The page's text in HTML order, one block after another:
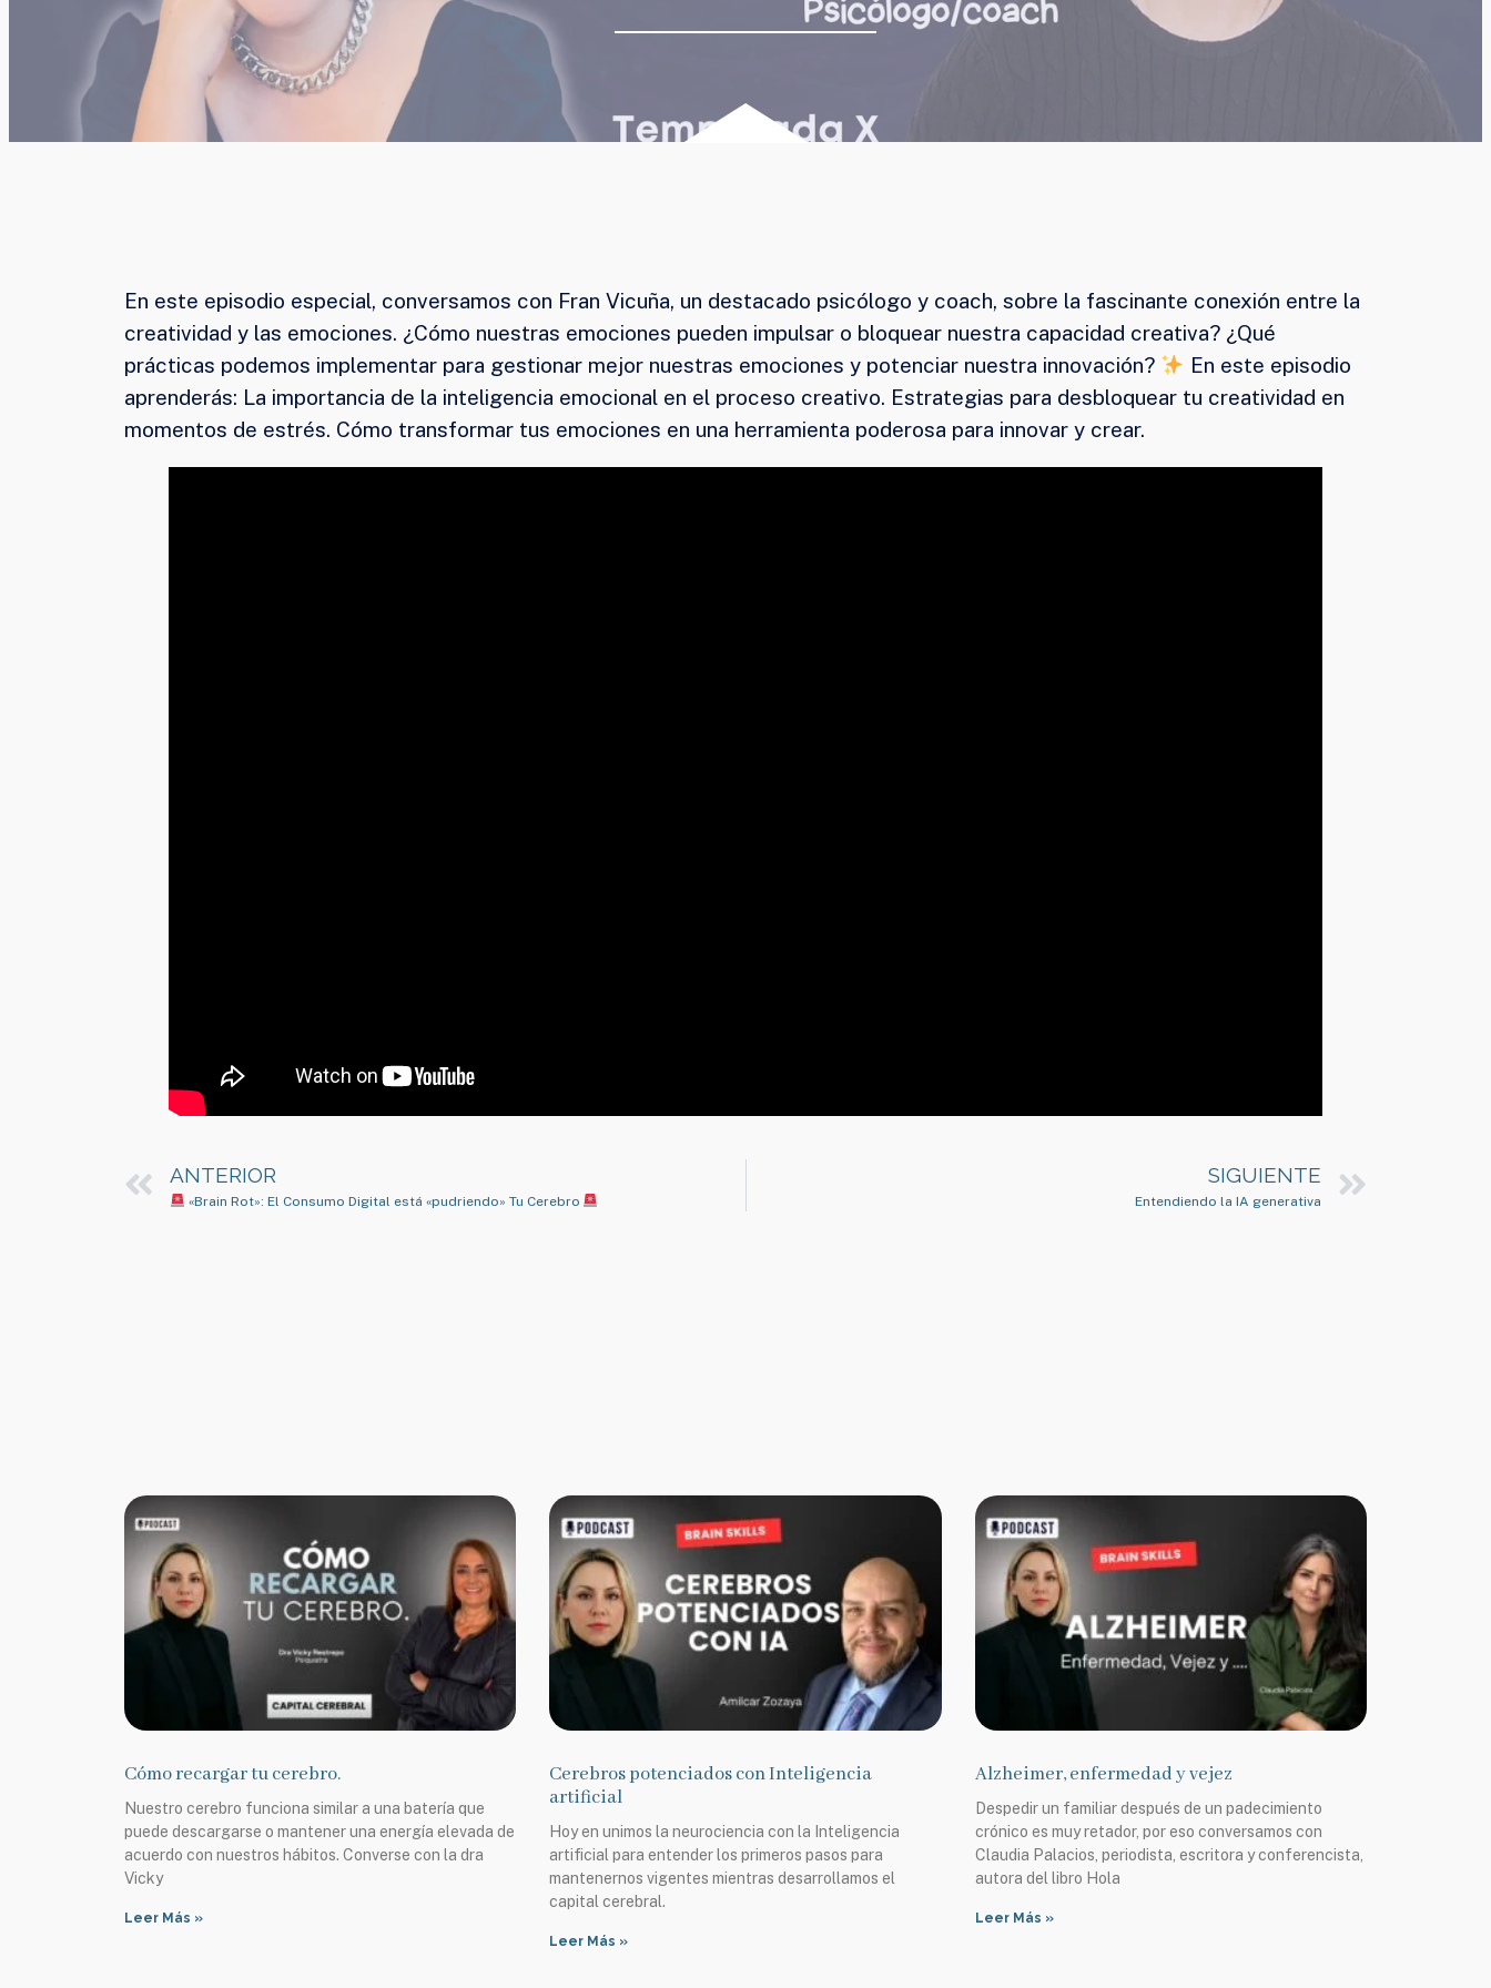
En este episodio especial, conversamos con Fran Vicuña, un destacado psicólogo y coach, sobre la fascinante conexión entre la
creatividad y las emociones. ¿Cómo nuestras emociones pueden impulsar o bloquear nuestra capacidad creativa? ¿Qué
prácticas podemos implementar para gestionar mejor nuestras emociones y potenciar nuestra innovación?
En este episodio
aprenderás: La importancia de la inteligencia emocional en el proceso creativo. Estrategias para desbloquear tu creatividad en
momentos de estrés. Cómo transformar tus emociones en una herramienta poderosa para innovar y crear.
ANTERIOR
«Brain Rot»: El Consumo Digital está «pudriendo» Tu Cerebro
SIGUIENTE
Entendiendo la IA generativa
Cómo recargar tu cerebro.
Nuestro cerebro funciona similar a una batería que
puede descargarse o mantener una energía elevada de
acuerdo con nuestros hábitos. Converse con la dra
Vicky
Leer Más »
Cerebros potenciados con Inteligencia
artificial
Hoy en unimos la neurociencia con la Inteligencia
artificial para entender los primeros pasos para
mantenernos vigentes mientras desarrollamos el
capital cerebral.
Leer Más »
Alzheimer, enfermedad y vejez
Despedir un familiar después de un padecimiento
crónico es muy retador, por eso conversamos con
Claudia Palacios, periodista, escritora y conferencista,
autora del libro Hola
Leer Más »